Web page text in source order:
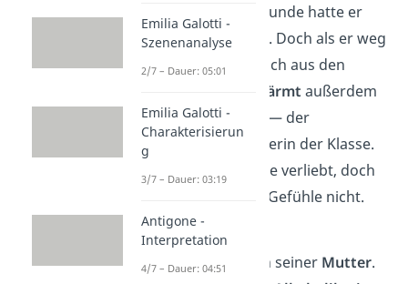
. Auch Freunde hatte er
kaum, bis auf Paul. Doch als er weg
zog, verloren sie sich aus den
schwärmt außerdem
vonTatjana Cosic
— der
beliebtesten Schülerin der Klasse.
Er ist heimlich in sie verliebt, doch
sie erwidert seine Gefühle nicht.
Kapitel 6
Maik berichtet von seiner Mutter.
Emilia Galotti -
Szenenanalyse
2/7 – Dauer: 05:01
Emilia Galotti -
Charakterisierun
g
3/7 – Dauer: 03:19
Antigone -
Interpretation
4/7 – Dauer: 04:51